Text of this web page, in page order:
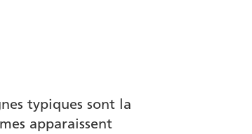
typiques sont la
apparaissent